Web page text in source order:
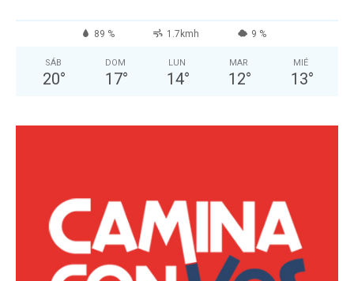
89 % 1.7kmh 9 %
SÁB
20°
DOM
17°
LUN
14°
MAR
12°
MIÉ
13°